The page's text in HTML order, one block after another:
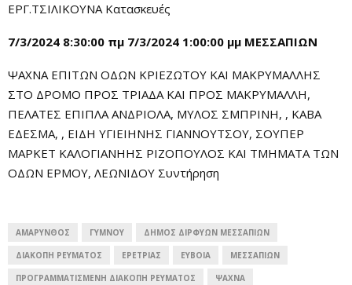
ΕΡΓ.ΤΣΙΛΙΚΟΥΝΑ Κατασκευές
7/3/2024 8:30:00 πμ 7/3/2024 1:00:00 μμ ΜΕΣΣΑΠΙΩΝ
ΨΑΧΝΑ ΕΠΙΤΩΝ ΟΔΩΝ ΚΡΙΕΖΩΤΟΥ ΚΑΙ ΜΑΚΡΥΜΑΛΛΗΣ
ΣΤΟ ΔΡΟΜΟ ΠΡΟΣ ΤΡΙΑΔΑ ΚΑΙ ΠΡΟΣ ΜΑΚΡΥΜΑΛΛΗ,
ΠΕΛΑΤΕΣ ΕΠΙΠΛΑ ΑΝΔΡΙΟΛΑ, ΜΥΛΟΣ ΣΜΠΡΙΝΗ, , ΚΑΒΑ
ΕΔΕΣΜΑ, , ΕΙΔΗ ΥΓΙΕΙΗΝΗΣ ΓΙΑΝΝΟΥΤΣΟΥ, ΣΟΥΠΕΡ
ΜΑΡΚΕΤ ΚΑΛΟΓΙΑΝΗΗΣ ΡΙΖΟΠΟΥΛΟΣ ΚΑΙ ΤΜΗΜΑΤΑ ΤΩΝ
ΟΔΩΝ ΕΡΜΟΥ, ΛΕΩΝΙΔΟΥ Συντήρηση
ΑΜΑΡΥΝΘΟΣ ΓΥΜΝΟΥ ΔΉΜΟΣ ΔΙΡΦΎΩΝ ΜΕΣΣΑΠΊΩΝ
ΔΙΑΚΟΠΉ ΡΕΥΜΑΤΟΣ ΕΡΕΤΡΙΑΣ ΕΎΒΟΙΑ ΜΕΣΣΑΠΙΩΝ
ΠΡΟΓΡΑΜΜΑΤΙΣΜΈΝΗ ΔΙΑΚΟΠΉ ΡΕΎΜΑΤΟΣ ΨΑΧΝΑ